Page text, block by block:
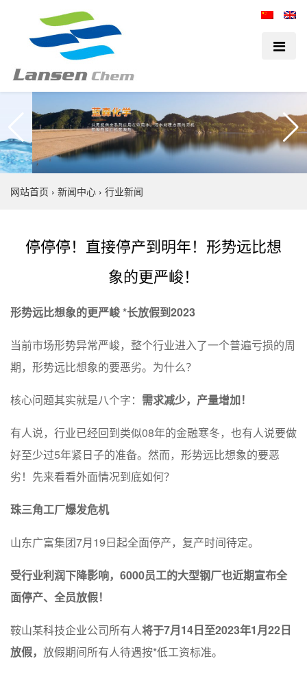
网站首页 › 新闻中心 › 行业新闻
停停停！直接停产到明年！形势远比想
象的更严峻！
形势远比想象的更严峻 *长放假到2023
当前市场形势异常严峻，整个行业进入了一个普遍亏损的周
期，形势远比想象的要恶劣。为什么？
核心问题其实就是八个字： 需求减少，产量增加！
有人说，行业已经回到类似08年的金融寒冬，也有人说要做
好至少过5年紧日子的准备。然而，形势远比想象的要恶
劣！先来看看外面情况到底如何？
珠三角工厂爆发危机
山东广富集团7月19日起全面停产，复产时间待定。
受行业利润下降影响， 6000员工的大型钢厂也近期宣布全
面停产、全员放假！
鞍山某科技企业公司所有人将于7月14日至2023年1月22日
放假， 放假期间所有人待遇按*低工资标准。